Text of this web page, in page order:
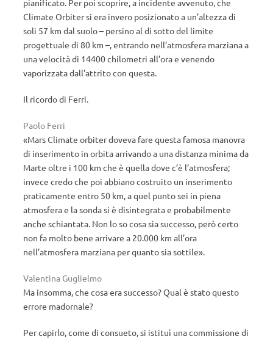
pianificato. Per poi scoprire, a incidente avvenuto, che
Climate Orbiter si era invero posizionato a un’altezza di
soli 57 km dal suolo – persino al di sotto del limite
progettuale di 80 km –, entrando nell’atmosfera marziana a
una velocità di 14400 chilometri all’ora e venendo
vaporizzata dall’attrito con questa.
Il ricordo di Ferri.
Paolo Ferri
«Mars Climate orbiter doveva fare questa famosa manovra
di inserimento in orbita arrivando a una distanza minima da
Marte oltre i 100 km che è quella dove c’è l’atmosfera;
invece credo che poi abbiano costruito un inserimento
praticamente entro 50 km, a quel punto sei in piena
atmosfera e la sonda si è disintegrata e probabilmente
anche schiantata. Non lo so cosa sia successo, però certo
non fa molto bene arrivare a 20.000 km all’ora
nell’atmosfera marziana per quanto sia sottile».
Valentina Guglielmo
Ma insomma, che cosa era successo? Qual è stato questo
errore madornale?
Per capirlo, come di consueto, si istituì una commissione di